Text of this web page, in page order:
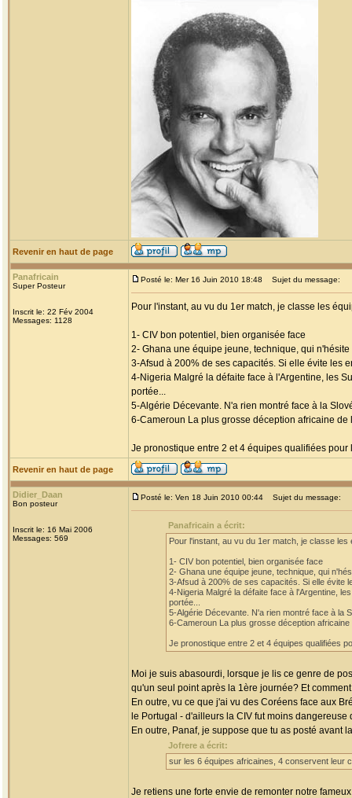
Revenir en haut de page
Panafricain
Super Posteur
Inscrit le: 22 Fév 2004
Messages: 1128
Posté le: Mer 16 Juin 2010 18:48 Sujet du message:
Pour l'instant, au vu du 1er match, je classe les
1- CIV bon potentiel, bien organisée face
2- Ghana une équipe jeune, technique, qui
3-Afsud à 200% de ses capacités. Si elle évite les
4-Nigeria Malgré la défaite face à l'Argentine, les
portée...
5-Algérie Décevante. N'a rien montré face à la
6-Cameroun La plus grosse déception africaine
Je pronostique entre 2 et 4 équipes qualifiées pour
Revenir en haut de page
Didier_Daan
Bon posteur
Inscrit le: 16 Mai 2006
Messages: 569
Posté le: Ven 18 Juin 2010 00:44 Sujet du message:
Panafricain a écrit:
Pour l'instant, au vu du 1er match, je classe
1- CIV bon potentiel, bien organisée face
2- Ghana une équipe jeune, technique, qui
3-Afsud à 200% de ses capacités. Si elle évite
4-Nigeria Malgré la défaite face à l'Argentine,
portée...
5-Algérie Décevante. N'a rien montré face à la
6-Cameroun La plus grosse déception
Je pronostique entre 2 et 4 équipes qualifiées
Moi je suis abasourdi, lorsque je lis ce genre de
qu'un seul point après la 1ère journée? Et
En outre, vu ce que j'ai vu des Coréens face aux
le Portugal - d'ailleurs la CIV fut moins
En outre, Panaf, je suppose que tu as posté avant
Jofrere a écrit:
sur les 6 équipes africaines, 4 conservent leur
Je retiens une forte envie de remonter notre